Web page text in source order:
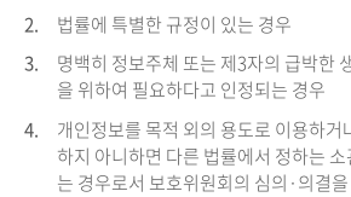
2.
법률에 특별한 규정이 있는 경우
3.
명백히 정보주체 또는 제3자의 급박한
을 위하여 필요하다고 인정되는 경우
4.
개인정보를 목적 외의 용도로 이용하거
하지 아니하면 다른 법률에서 정하는
는 경우로서 보호위원회의 심의·의결